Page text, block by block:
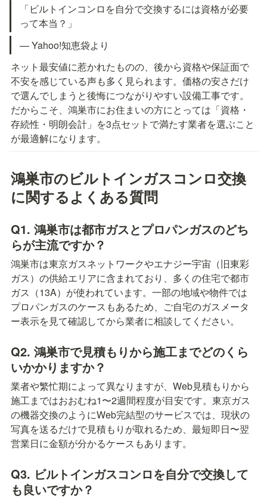
「ビルトインコンロを自分で交換するには資格が必要
って本当？」
— Yahoo!知恵袋より
ネット最安値に惹かれたものの、後から資格や保証面で
不安を感じている声も多く見られます。価格の安さだけ
で選んでしまうと後悔につながりやすい設備工事です。
だからこそ、鴻巣市にお住まいの方にとっては「資格・
存続性・明朗会計」を3点セットで満たす業者を選ぶこと
が最適解になります。
鴻巣市のビルトインガスコンロ交換
に関するよくある質問
Q1. 鴻巣市は都市ガスとプロパンガスのどち
らが主流ですか？
鴻巣市は東京ガスネットワークやエナジー宇宙（旧東彩
ガス）の供給エリアに含まれており、多くの住宅で都市
ガス（13A）が使われています。一部の地域や物件では
プロパンガスのケースもあるため、ご自宅のガスメータ
ー表示を見て確認してから業者に相談してください。
Q2. 鴻巣市で見積もりから施工までどのくら
いかかりますか？
業者や繁忙期によって異なりますが、Web見積もりから
施工まではおおむね1〜2週間程度が目安です。東京ガス
の機器交換のようにWeb完結型のサービスでは、現状の
写真を送るだけで見積もりが取れるため、最短即日〜翌
営業日に金額が分かるケースもあります。
Q3. ビルトインガスコンロを自分で交換して
も良いですか？